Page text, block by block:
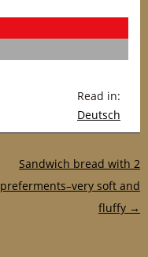
Read in:
Deutsch
Sandwich bread with 2
preferments–very soft and
fluffy →